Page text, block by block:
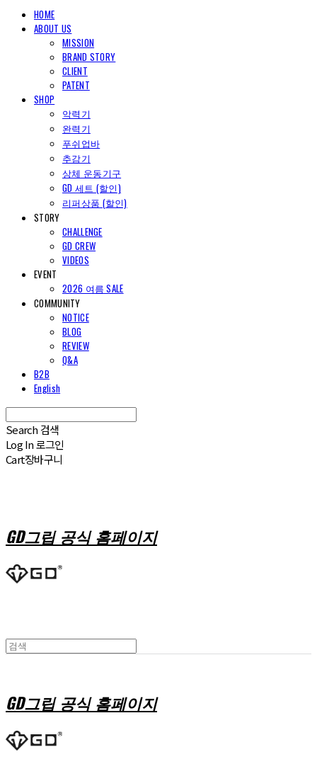
HOME
ABOUT US
MISSION
BRAND STORY
CLIENT
PATENT
SHOP
악력기
완력기
푸쉬업바
추감기
상체 운동기구
GD 세트 (할인)
리퍼상품 (할인)
STORY
CHALLENGE
GD CREW
VIDEOS
EVENT
2026 여름 SALE
COMMUNITY
NOTICE
BLOG
REVIEW
Q&A
B2B
English
Search 검색
Log In로그인
Cart장바구니
GD그립 공식 홈페이지
GD그립 공식 홈페이지